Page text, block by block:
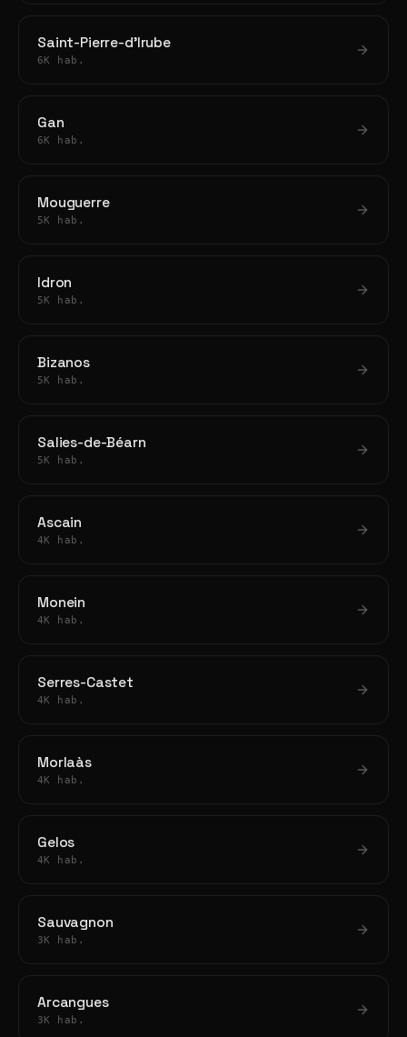
Saint-Pierre-d'Irube
6K hab.
Gan
6K hab.
Mouguerre
5K hab.
Idron
5K hab.
Bizanos
5K hab.
Salies-de-Béarn
5K hab.
Ascain
4K hab.
Monein
4K hab.
Serres-Castet
4K hab.
Morlaàs
4K hab.
Gelos
4K hab.
Sauvagnon
3K hab.
Arcangues
3K hab.